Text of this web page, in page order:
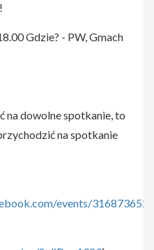
Gdzie? - PW, Gmach
na dowolne spotkanie, to
na spotkanie
events/